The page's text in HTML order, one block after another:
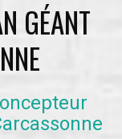
GÉANT